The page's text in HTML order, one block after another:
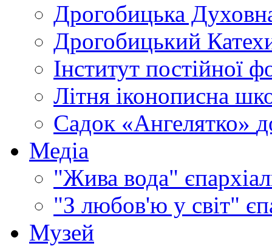
Дрогобицька
Дрогобицький
Інститут постійної
Літня іконописна
Садок «Ангелятко»
Медіа
"Жива вода"
"З любов'ю у світ"
Музей